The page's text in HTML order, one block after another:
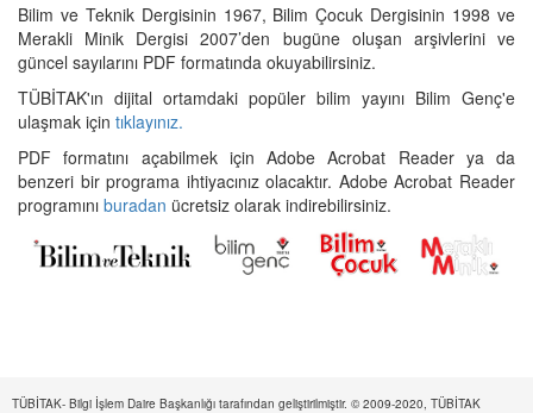
Bilim ve Teknik Dergisinin 1967, Bilim Çocuk Dergisinin 1998 ve
Merakli Minik Dergisi 2007’den bugüne oluşan arşivlerini ve
güncel sayılarını PDF formatında okuyabilirsiniz.
TÜBİTAK'ın dijital ortamdaki popüler bilim yayını Bilim Genç'e
ulaşmak için tıklayınız.
PDF formatını açabilmek için Adobe Acrobat Reader ya da
benzeri bir programa ihtiyacınız olacaktır. Adobe Acrobat Reader
programını buradan ücretsiz olarak indirebilirsiniz.
TÜBİTAK- Bilgi İşlem Daire Başkanlığı tarafından geliştirilmiştir. © 2009-2020, TÜBİTAK